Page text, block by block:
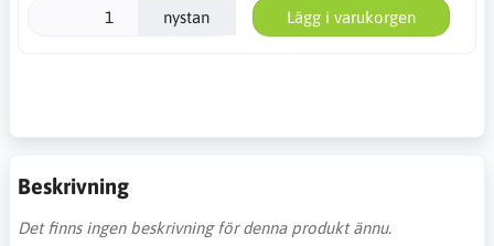
nystan Lägg i varukorgen
Beskrivning
Det finns ingen beskrivning för denna produkt ännu.